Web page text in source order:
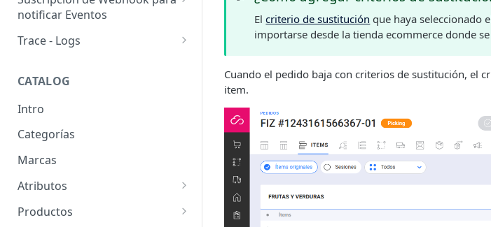
Configuración de SMTP
Emails (Registro de correos
Email para pedido pendiente
de retiro
WhatsApp Business
notificar Eventos
Webhooks: Buenas prácticas
Trace - Logs
CATALOG
Intro
Categorías
Marcas
Atributos
Grupos de atributos
Productos
Elcriterio de sustitución que haya seleccionado
importarse desde la tienda ecommerce donde
Cuando el pedido baja con criterios de sustitución, el
item.